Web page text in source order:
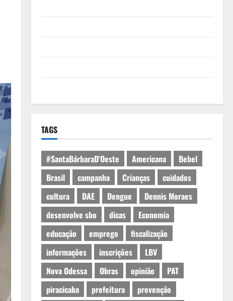
TAGS
#SantaBárbaraD'Oeste Americana
Bebel
Brasil
campanha Crianças
cuidados
cultura
DAE Dengue
Dennis Moraes
desenvolve sbo
dicas
Economia
educação
emprego
fiscalização
informações
inscrições
LBV
Nova Odessa
Obras opinião
PAT
piracicaba
prefeitura
prevenção